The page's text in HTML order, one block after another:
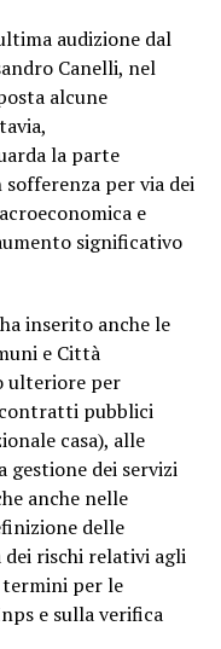
audizione dal
Canelli, nel
alcune
la parte
per via dei
e
significativo
inserito anche le
e Città
ulteriore per
pubblici
casa), alle
gestione dei servizi
anche nelle
delle
rischi relativi agli
per le
e sulla verifica